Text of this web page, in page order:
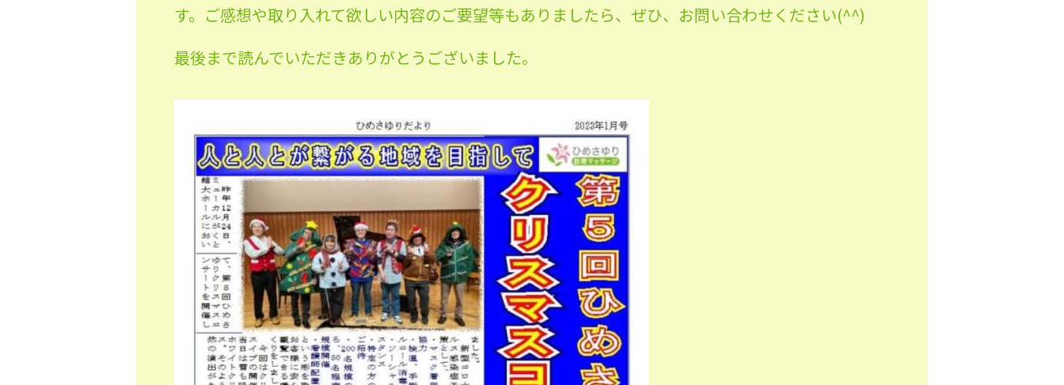
す。ご感想や取り入れて欲しい内容のご要望等もありましたら、ぜひ、お問い合わせください(^^)
最後まで読んでいただきありがとうございました。